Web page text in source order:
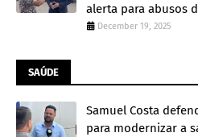
alerta para abusos
December 19, 2025
SAÚDE
Samuel Costa
para modernizar a